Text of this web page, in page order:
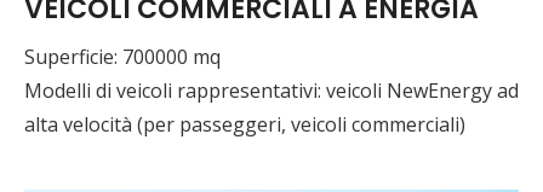
VEICOLI COMMERCIALI A ENERGIA
Superficie: 700000 mq
Modelli di veicoli rappresentativi: veicoli NewEnergy ad
alta velocità (per passeggeri, veicoli commerciali)